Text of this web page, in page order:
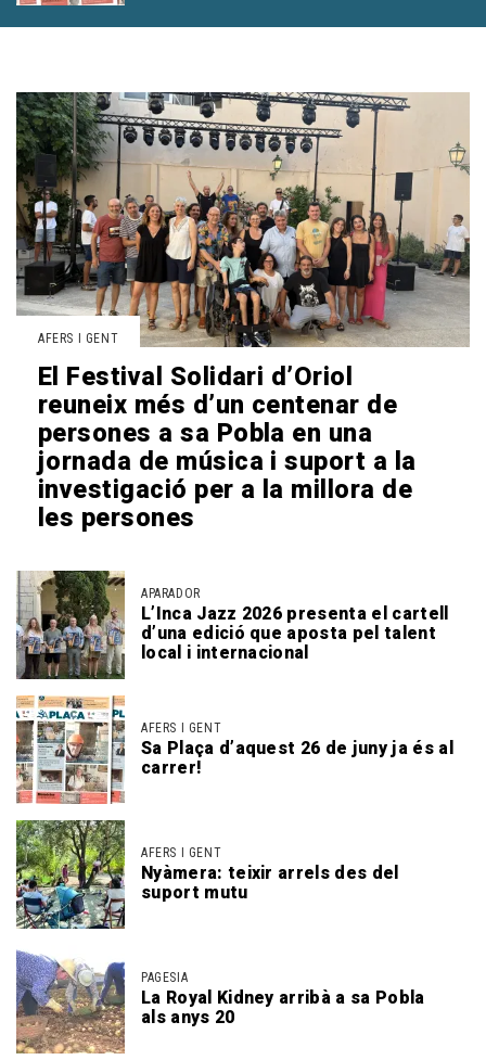
AFERS I GENT
El Festival Solidari d’Oriol
reuneix més d’un centenar de
persones a sa Pobla en una
jornada de música i suport a la
investigació per a la millora de
les persones
APARADOR
L’Inca Jazz 2026 presenta el cartell
d’una edició que aposta pel talent
local i internacional
AFERS I GENT
Sa Plaça d’aquest 26 de juny ja és al
carrer!
AFERS I GENT
Nyàmera: teixir arrels des del
suport mutu
PAGESIA
La Royal Kidney arribà a sa Pobla
als anys 20